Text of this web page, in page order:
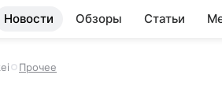
Новости Обзоры Статьи
Прочее